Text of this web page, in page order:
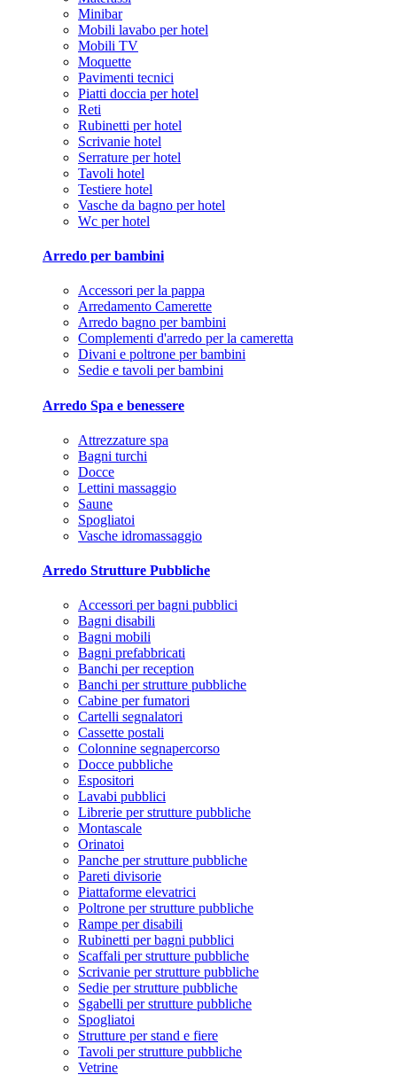
Minibar
Mobili lavabo per hotel
Mobili TV
Moquette
Pavimenti tecnici
Piatti doccia per hotel
Reti
Rubinetti per hotel
Scrivanie hotel
Serrature per hotel
Tavoli hotel
Testiere hotel
Vasche da bagno per hotel
Wc per hotel
Arredo per bambini
Accessori per la pappa
Arredamento Camerette
Arredo bagno per bambini
Complementi d'arredo per la cameretta
Divani e poltrone per bambini
Sedie e tavoli per bambini
Arredo Spa e benessere
Attrezzature spa
Bagni turchi
Docce
Lettini massaggio
Saune
Spogliatoi
Vasche idromassaggio
Arredo Strutture Pubbliche
Accessori per bagni pubblici
Bagni disabili
Bagni mobili
Bagni prefabbricati
Banchi per reception
Banchi per strutture pubbliche
Cabine per fumatori
Cartelli segnalatori
Cassette postali
Colonnine segnapercorso
Docce pubbliche
Espositori
Lavabi pubblici
Librerie per strutture pubbliche
Montascale
Orinatoi
Panche per strutture pubbliche
Pareti divisorie
Piattaforme elevatrici
Poltrone per strutture pubbliche
Rampe per disabili
Rubinetti per bagni pubblici
Scaffali per strutture pubbliche
Scrivanie per strutture pubbliche
Sedie per strutture pubbliche
Sgabelli per strutture pubbliche
Spogliatoi
Strutture per stand e fiere
Tavoli per strutture pubbliche
Vetrine